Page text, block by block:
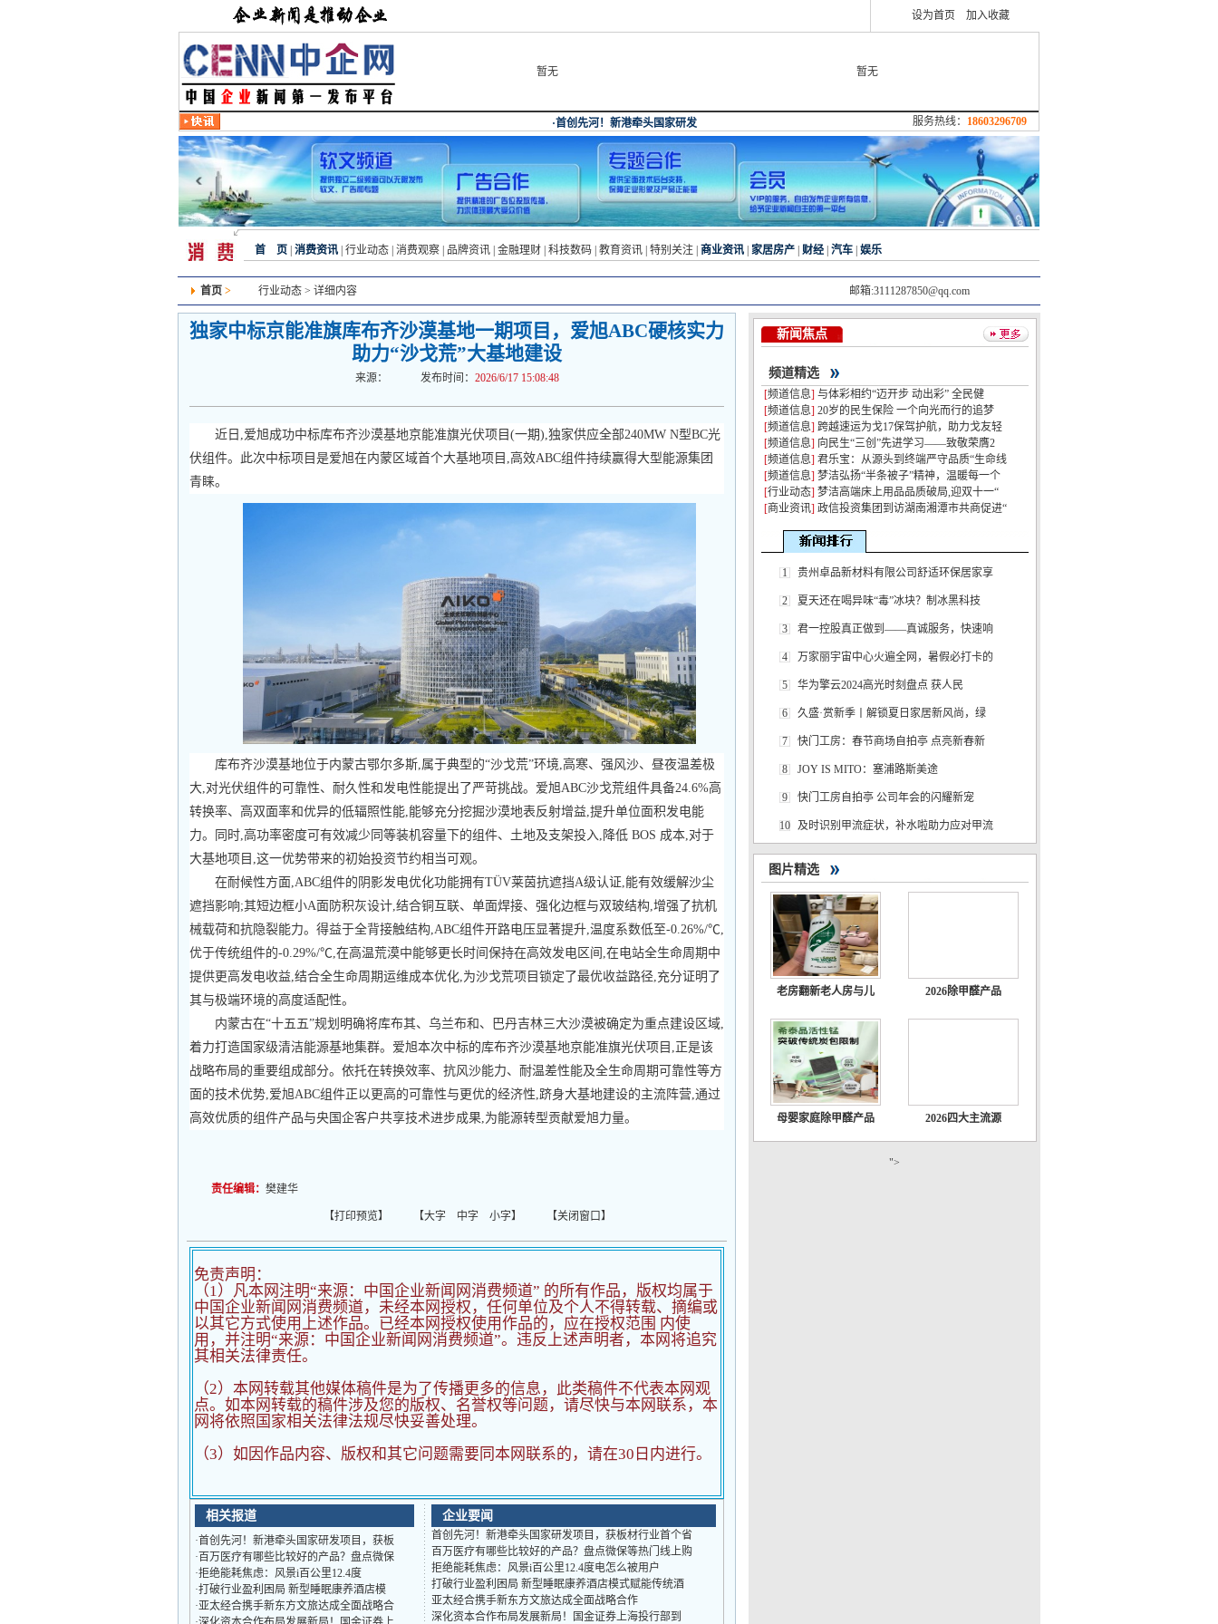
设为首页 加入收藏
暂无 暂无
服务热线： 18603296709
首 页 消费资讯 行业动态 消费观察 品牌资讯 金融理财 科技数码 教育资讯 特别关注 商业资讯 家居房产 财经 汽车 娱乐
首页 > 行业动态 > 详细内容 邮箱:3111287850@qq.com
独家中标京能准旗库布齐沙漠基地一期项目，爱旭ABC硬核实力
助力“沙戈荒”大基地建设
来源： 发布时间： 2026/6/17 15:08:48
近日,爱旭成功中标库布齐沙漠基地京能准旗光伏项目(一期),独家供应全部240MW N型BC光
伏组件。此次中标项目是爱旭在内蒙区域首个大基地项目,高效ABC组件持续赢得大型能源集团
青睐。
库布齐沙漠基地位于内蒙古鄂尔多斯,属于典型的“沙戈荒”环境,高寒、强风沙、昼夜温差极
大,对光伏组件的可靠性、耐久性和发电性能提出了严苛挑战。爱旭ABC沙戈荒组件具备24.6%高
转换率、高双面率和优异的低辐照性能,能够充分挖掘沙漠地表反射增益,提升单位面积发电能
力。同时,高功率密度可有效减少同等装机容量下的组件、土地及支架投入,降低 BOS 成本,对于
大基地项目,这一优势带来的初始投资节约相当可观。
在耐候性方面,ABC组件的阴影发电优化功能拥有TÜV莱茵抗遮挡A级认证,能有效缓解沙尘
遮挡影响;其短边框小A面防积灰设计,结合铜互联、单面焊接、强化边框与双玻结构,增强了抗机
械载荷和抗隐裂能力。得益于全背接触结构,ABC组件开路电压显著提升,温度系数低至-0.26%/℃,
优于传统组件的-0.29%/℃,在高温荒漠中能够更长时间保持在高效发电区间,在电站全生命周期中
提供更高发电收益,结合全生命周期运维成本优化,为沙戈荒项目锁定了最优收益路径,充分证明了
其与极端环境的高度适配性。
内蒙古在“十五五”规划明确将库布其、乌兰布和、巴丹吉林三大沙漠被确定为重点建设区域,
着力打造国家级清洁能源基地集群。爱旭本次中标的库布齐沙漠基地京能准旗光伏项目,正是该
战略布局的重要组成部分。依托在转换效率、抗风沙能力、耐温差性能及全生命周期可靠性等方
面的技术优势,爱旭ABC组件正以更高的可靠性与更优的经济性,跻身大基地建设的主流阵营,通过
高效优质的组件产品与央国企客户共享技术进步成果,为能源转型贡献爱旭力量。
责任编辑： 樊建华
【打印预览】 【大字 中字 小字】 【关闭窗口】
免责声明：
（1）凡本网注明“来源：中国企业新闻网消费频道” 的所有作品，版权均属于
中国企业新闻网消费频道，未经本网授权，任何单位及个人不得转载、摘编或
以其它方式使用上述作品。已经本网授权使用作品的，应在授权范围 内使
用，并注明“来源：中国企业新闻网消费频道”。违反上述声明者，本网将追究
其相关法律责任。
（2） 本网转载其他媒体稿件是为了传播更多的信息，此类稿件不代表本网观
点。如本网转载的稿件涉及您的版权、名誉权等问题，请尽快与本网联系，本
网将依照国家相关法律法规尽快妥善处理。
（3）如因作品内容、版权和其它问题需要同本网联系的，请在30日内进行。
相关报道
·首创先河！新港牵头国家研发项目，获板
· 百万医疗有哪些比较好的产品？盘点微保
·拒绝能耗焦虑：风景i百公里12.4度
·打破行业盈利困局 新型睡眠康养酒店模
·亚太经合携手新东方文旅达成全面战略合
企业要闻
首创先河！新港牵头国家研发项目，获板材行业首个省
百万医疗有哪些比较好的产品？盘点微保等热门线上购
拒绝能耗焦虑：风景i百公里12.4度电怎么被用户
打破行业盈利困局 新型睡眠康养酒店模式赋能传统酒
亚太经合携手新东方文旅达成全面战略合作
深化资本合作布局发展新局！国金证券上海投行部到
新闻焦点
频道精选
[频道信息] 与体彩相约“迈开步 动出彩” 全民健
[频道信息] 20岁的民生保险 一个向光而行的追梦
[频道信息] 跨越速运为戈17保驾护航，助力戈友轻
[频道信息] 向民生“三创”先进学习——致敬荣膺2
[频道信息] 君乐宝：从源头到终端严守品质“生命线
[频道信息] 梦洁弘扬“半条被子”精神，温暖每一个
[行业动态] 梦洁高端床上用品品质破局,迎双十一“
[商业资讯] 政信投资集团到访湖南湘潭市共商促进“
1 贵州卓品新材料有限公司舒适环保居家享
2 夏天还在喝异味“毒”冰块？制冰黑科技
3 君一控股真正做到——真诚服务，快速响
4 万家丽宇宙中心火遍全网，暑假必打卡的
5 华为擎云2024高光时刻盘点 获人民
6 久盛·赏新季丨解锁夏日家居新风尚，绿
7 快门工房：春节商场自拍亭 点亮新春新
8 JOY IS MITO：塞浦路斯美途
9 快门工房自拍亭 公司年会的闪耀新宠
10 及时识别甲流症状，补水啦助力应对甲流
图片精选
老房翻新老人房与儿 2026除甲醛产品
母婴家庭除甲醛产品 2026四大主流源
">